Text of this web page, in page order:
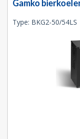
Gamko
Type: BKG2-50/54LS